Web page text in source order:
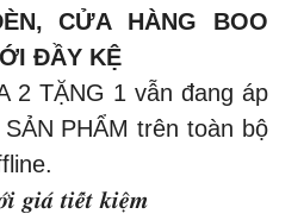
CỬA HÀNG BOO
ĐẦY KỆ
2 TẶNG 1 vẫn đang áp
PHẨM trên toàn bộ
𝒈𝒊𝒂́ 𝒕𝒊𝒆̂́𝒕 𝒌𝒊𝒆̣̂𝒎